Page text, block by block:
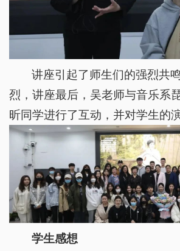
讲座引起了师生们的强烈共
烈，讲座最后，吴老师与音乐系
昕同学进行了互动，并对学生的
学生感想